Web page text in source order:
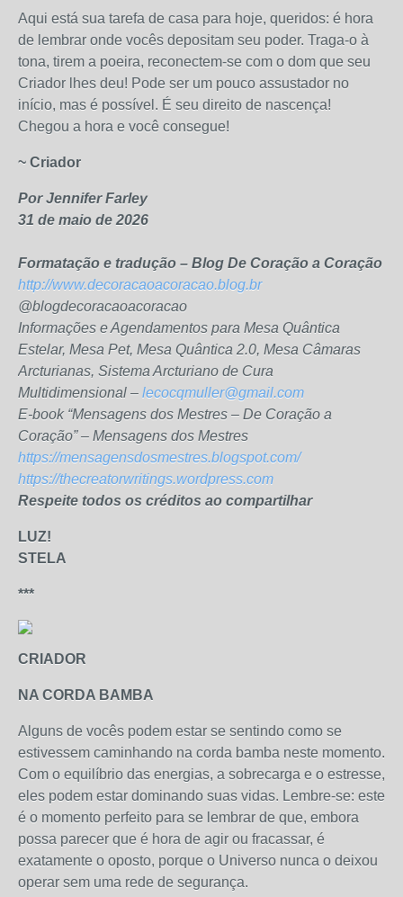
Aqui está sua tarefa de casa para hoje, queridos: é hora
de lembrar onde vocês depositam seu poder. Traga-o à
tona, tirem a poeira, reconectem-se com o dom que seu
Criador lhes deu! Pode ser um pouco assustador no
início, mas é possível. É seu direito de nascença!
Chegou a hora e você consegue!
~ Criador
Por Jennifer Farley
31 de maio de 2026
Formatação e tradução – Blog De Coração a Coração
http://www.decoracaoacoracao.blog.br
@blogdecoracaoacoracao
Informações e Agendamentos para Mesa Quântica
Estelar, Mesa Pet, Mesa Quântica 2.0, Mesa Câmaras
Arcturianas, Sistema Arcturiano de Cura
Multidimensional – lecocqmuller@gmail.com
E-book “Mensagens dos Mestres – De Coração a
Coração” – Mensagens dos Mestres
https://mensagensdosmestres.blogspot.com/
https://thecreatorwritings.wordpress.com
Respeite todos os créditos ao compartilhar
LUZ!
STELA
***
CRIADOR
NA CORDA BAMBA
Alguns de vocês podem estar se sentindo como se
estivessem caminhando na corda bamba neste momento.
Com o equilíbrio das energias, a sobrecarga e o estresse,
eles podem estar dominando suas vidas. Lembre-se: este
é o momento perfeito para se lembrar de que, embora
possa parecer que é hora de agir ou fracassar, é
exatamente o oposto, porque o Universo nunca o deixou
operar sem uma rede de segurança.